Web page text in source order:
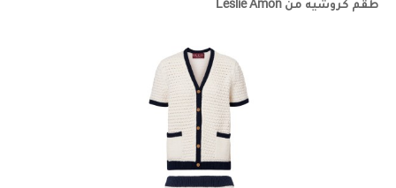
طقم كروشيه من Leslie Amon